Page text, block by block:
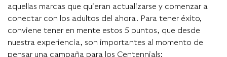
aquellas marcas que quieran actualizarse y comenzar a
conectar con los adultos del ahora. Para tener éxito,
conviene tener en mente estos 5 puntos, que desde
nuestra experiencia, son importantes al momento de
pensar una campaña para los Centennials: